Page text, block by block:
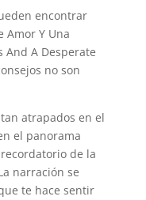
encontrar
Amor Y Una
And A Desperate
no son
atrapados en el
el panorama
de la
narración se
te hace sentir